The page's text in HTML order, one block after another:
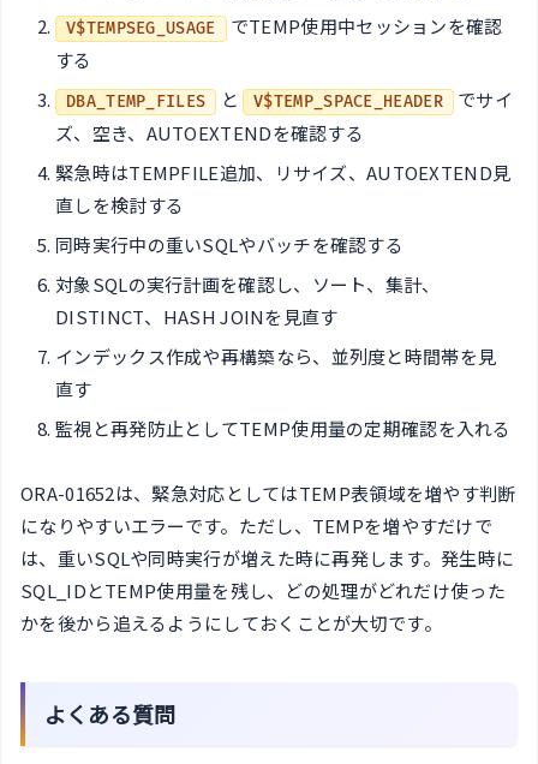
V$TEMPSEG_USAGE でTEMP使用中セッションを確認
する
DBA_TEMP_FILES と V$TEMP_SPACE_HEADER でサイ
ズ、空き、AUTOEXTENDを確認する
緊急時はTEMPFILE追加、リサイズ、AUTOEXTEND見
直しを検討する
同時実行中の重いSQLやバッチを確認する
対象SQLの実行計画を確認し、ソート、集計、
DISTINCT、HASH JOINを見直す
インデックス作成や再構築なら、並列度と時間帯を見
直す
監視と再発防止としてTEMP使用量の定期確認を入れる
ORA-01652は、緊急対応としてはTEMP表領域を増やす判断
になりやすいエラーです。ただし、TEMPを増やすだけで
は、重いSQLや同時実行が増えた時に再発します。発生時に
SQL_IDとTEMP使用量を残し、どの処理がどれだけ使った
かを後から追えるようにしておくことが大切です。
よくある質問